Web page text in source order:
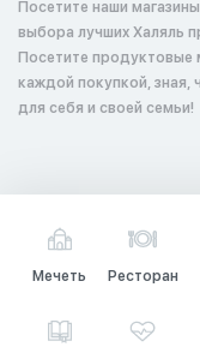
Посетите наши
выбора лучших Халяль
Посетите продуктовые
каждой покупкой, зная,
для себя и своей семьи!
Мечеть Ресторан